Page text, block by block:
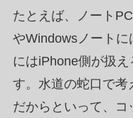
たとえば、ノート
やWindowsノート
にはiPhone側が扱
す。水道の蛇口で考
だからといって、コ